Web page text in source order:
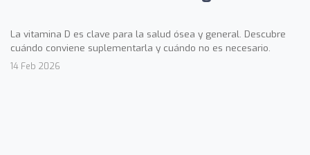
La vitamina D es clave para la salud ósea y general. Descubre
cuándo conviene suplementarla y cuándo no es necesario.
14 Feb 2026